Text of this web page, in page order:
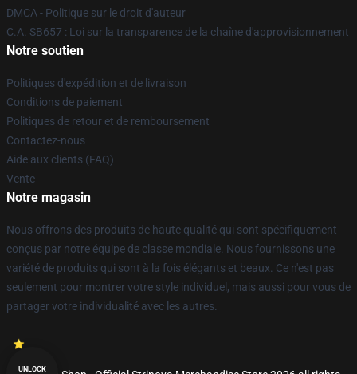
DMCA - Politique sur le droit d'auteur
C.A. SB657 : Loi sur la transparence de la chaîne d'approvisionnement
Notre soutien
Politiques d'expédition et de livraison
Conditions de paiement
Politiques de retour et de remboursement
Contactez-nous
Aide aux clients (FAQ)
Vente
Notre magasin
Nous offrons des produits de haute qualité qui sont spécifiquement
conçus par notre équipe de classe mondiale. Nous fournissons une
variété de produits qui sont à la fois élégants et beaux. Ce n'est pas
seulement pour montrer votre style individuel, mais aussi pour vous de
partager votre individualité avec les autres.
UNLOCK